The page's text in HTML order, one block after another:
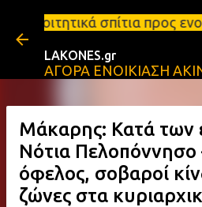
Μετάβαση στο
προς ενοικίαση στη
LAKONES.gr
ΑΓΟΡΑ ΕΝΟΙΚΙΑΣΗ
Μάκαρης: Κατά των
Νότια Πελοπόννησο
όφελος, σοβαροί
ζώνες στα